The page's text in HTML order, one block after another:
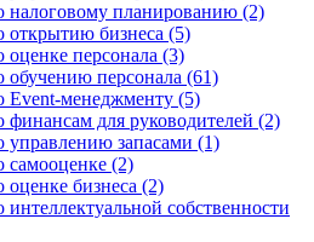
налоговому планированию (2)
открытию бизнеса (5)
оценке персонала (3)
обучению персонала (61)
Event-менеджменту (5)
финансам для руководителей (2)
управлению запасами (1)
самооценке (2)
бизнеса (2)
собственности